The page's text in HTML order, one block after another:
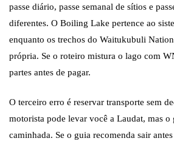
passe diário, passe semanal de sítios e
diferentes. O Boiling Lake pertence ao
enquanto os trechos do Waitukubuli
própria. Se o roteiro mistura o lago com
partes antes de pagar.
O terceiro erro é reservar transporte sem
motorista pode levar você a Laudat, mas
caminhada. Se o guia recomenda sair